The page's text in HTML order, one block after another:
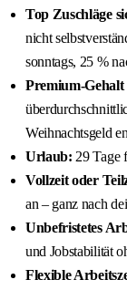
Top Zuschläge
nicht
sonntags, 25 %
Premium-
Weihnachtsgeld
Urlaub: 29 Tage
Vollzeit oder
an – ganz nach
Unbefristetes
und Jobstabilität
Flexible